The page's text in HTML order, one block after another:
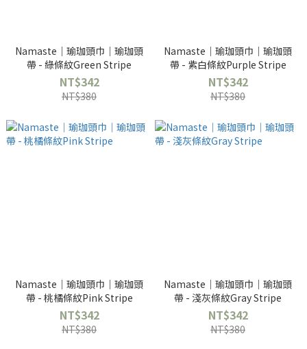
Namaste｜瑜珈頭巾｜瑜珈頭
帶 - 綠條紋Green Stripe
NT$342
NT$380
Namaste｜瑜珈頭巾｜瑜珈頭
帶 - 紫白條紋Purple Stripe
NT$342
NT$380
Namaste｜瑜珈頭巾｜瑜珈頭
帶 - 桃橘條紋Pink Stripe
NT$342
NT$380
Namaste｜瑜珈頭巾｜瑜珈頭
帶 - 淺灰條紋Gray Stripe
NT$342
NT$380